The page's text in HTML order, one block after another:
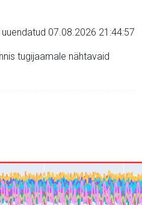
07.08.2026 21:44:57
tugijaamale nähtavaid